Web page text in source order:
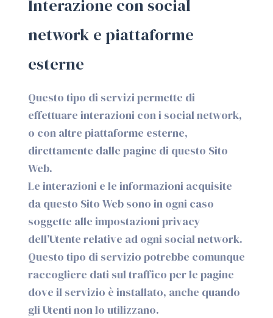
Interazione con social
network e piattaforme
esterne
Questo tipo di servizi permette di
effettuare interazioni con i social network,
o con altre piattaforme esterne,
direttamente dalle pagine di questo Sito
Web.
Le interazioni e le informazioni acquisite
da questo Sito Web sono in ogni caso
soggette alle impostazioni privacy
dell’Utente relative ad ogni social network.
Questo tipo di servizio potrebbe comunque
raccogliere dati sul traffico per le pagine
dove il servizio è installato, anche quando
gli Utenti non lo utilizzano.